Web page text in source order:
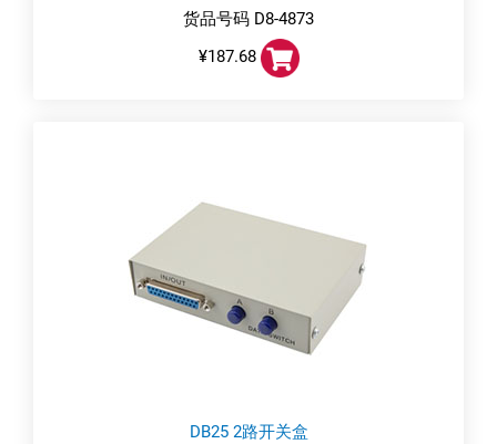
货品号码 D8-4873
¥187.68
DB25 2路开关盒